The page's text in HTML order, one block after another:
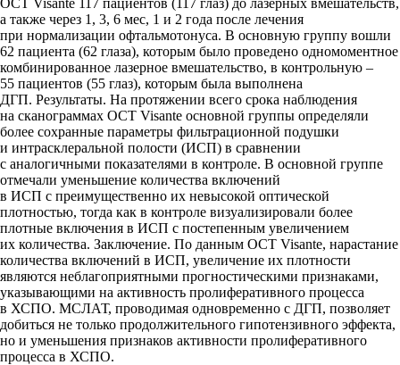
а также через 1, 3, 6 мес, 1 и 2 года после лечения
при нормализации офтальмотонуса. В основную группу вошли
62 пациента (62 глаза), которым было проведено одномоментное
комбинированное лазерное вмешательство, в контрольную –
55 пациентов (55 глаз), которым была выполнена
ДГП. Результаты. На протяжении всего срока наблюдения
на сканограммах OCT Visante основной группы определяли
более сохранные параметры фильтрационной подушки
и интрасклеральной полости (ИСП) в сравнении
с аналогичными показателями в контроле. В основной группе
отмечали уменьшение количества включений
в ИСП с преимущественно их невысокой оптической
плотностью, тогда как в контроле визуализировали более
плотные включения в ИСП с постепенным увеличением
их количества. Заключение. По данным OCT Visante, нарастание
количества включений в ИСП, увеличение их плотности
являются неблагоприятными прогностическими признаками,
указывающими на активность пролиферативного процесса
в ХСПО. МСЛАТ, проводимая одновременно с ДГП, позволяет
добиться не только продолжительного гипотензивного эффекта,
но и уменьшения признаков активности пролиферативного
процесса в ХСПО.